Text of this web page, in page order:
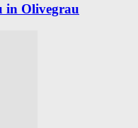
in Olivegrau